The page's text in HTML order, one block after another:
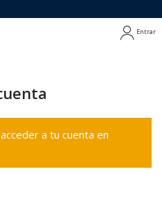
Entrar
a tu cuenta en